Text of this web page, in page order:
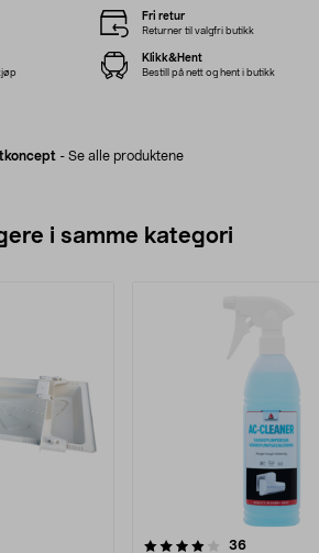
- Se alle produktene
Fri retur
Returner til valgfri butikk
Klikk&Hent
Bestill på nett og hent i butikk
i samme kategori
36
4.5 av 5 stjerner